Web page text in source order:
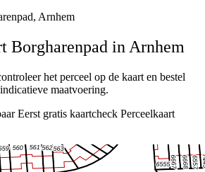
Arnhem
Borgharenpad in Arnhem
het perceel op de kaart en bestel
maatvoering.
Eerst gratis kaartcheck Perceelkaart